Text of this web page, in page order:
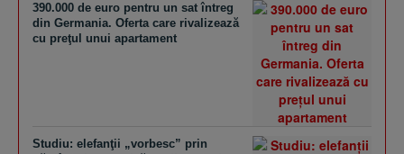
390.000 de euro pentru un sat întreg
din Germania. Oferta care rivalizează
cu preţul unui apartament
Studiu: elefanţii „vorbesc” prin